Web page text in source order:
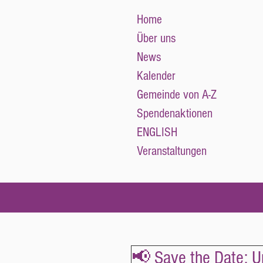
Home
Über uns
News
Kalender
Gemeinde von A-Z
Spendenaktionen
ENGLISH
Veranstaltungen
📢 Save the Date: